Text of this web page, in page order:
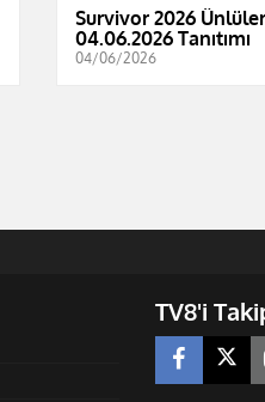
Survivor 2026
04.06.2026 Tanıtımı
04/06/2026
TV8'i